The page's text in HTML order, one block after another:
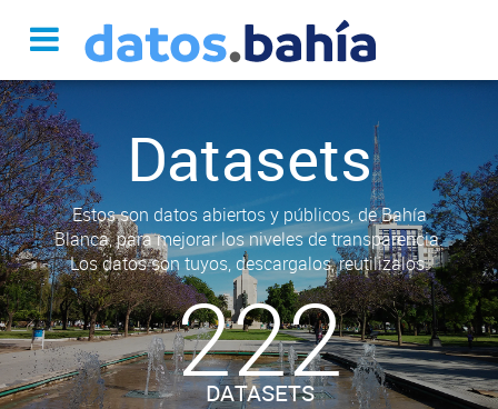
Datasets
Estos son datos abiertos y públicos, de Bahía
Blanca, para mejorar los niveles de transparencia.
Los datos son tuyos, descargalos, reutilizalos.
222
DATASETS